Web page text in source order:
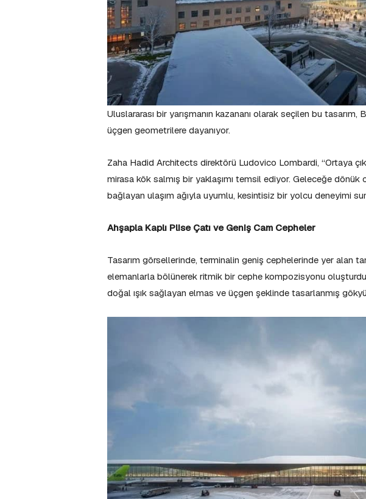
Uluslararası bir yarışmanın kazananı olarak seçilen bu
üçgen geometrilere dayanıyor.
Zaha Hadid Architects direktörü Ludovico Lombardi, “Ortaya
mirasa kök salmış bir yaklaşımı temsil ediyor. Geleceğe dönük
bağlayan ulaşım ağıyla uyumlu, kesintisiz bir yolcu deneyimi
Ahşapla Kaplı Plise Çatı ve Geniş Cam Cepheler
Tasarım görsellerinde, terminalin geniş cephelerinde yer alan
elemanlarla bölünerek ritmik bir cephe kompozisyonu
doğal ışık sağlayan elmas ve üçgen şeklinde tasarlanmış